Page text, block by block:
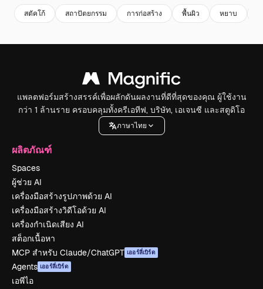
สตัคโก้ สถาปัตยกรรม การก่อสร้าง พื้นผิว หยาบ
แพลตฟอร์มสร้างสรรค์เพื่อผลักดันผลงานที่ดีที่สุดของคุณ ผู้ใช้งาน
กว่า 1 ล้านราย ครอบคลุมทั้งครีเอทีฟ, บริษัท, เอเจนซี และสตูดิโอ
ภาษาไทย
ผลิตภัณฑ์
Spaces
ผู้ช่วย AI
เครื่องมือสร้างรูปภาพด้วย AI
เครื่องมือสร้างวิดีโอด้วย AI
เครื่องกำเนิดเสียง AI
สต็อกเนื้อหา
MCP สำหรับ Claude/ChatGPT เออร์ลี่เบิร์ด
Agents เออร์ลี่เบิร์ด
เอพีไอ